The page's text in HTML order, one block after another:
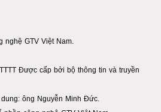
nghệ GTV Việt Nam.
Được cấp bởi bộ thông tin và truyền
ông Nguyễn Minh Đức.